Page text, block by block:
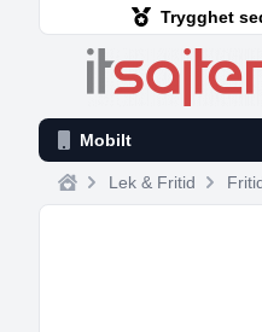
Trygghet
Mobilt
Home
Lek & Fritid